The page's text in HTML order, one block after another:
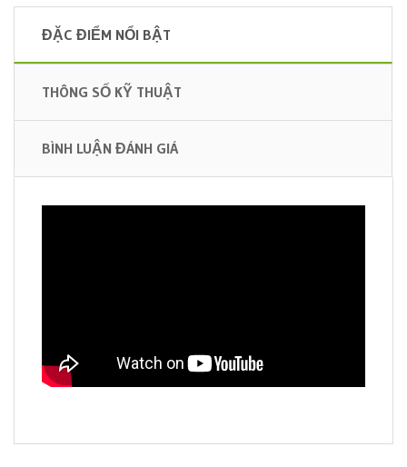
ĐẶC ĐIỂM NỔI BẬT
THÔNG SỐ KỸ THUẬT
BÌNH LUẬN ĐÁNH GIÁ